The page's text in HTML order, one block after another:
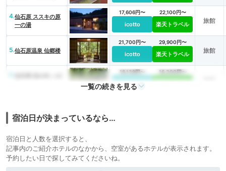
4.仙石原 ススキの原
一の湯
17,606円〜
icotto
22,100円〜
楽天トラベル 旅館
5.仙石原温泉 仙郷楼
21,700円〜
icotto
29,900円〜
楽天トラベル 旅館
18,139円〜
icotto
16,300円〜
たの風茶寮
一覧の続きを見る
宿泊日が決まっているなら…
宿泊日と人数を選択すると、
記事内のご紹介ホテルのなかから、空室があるホテルが表示されます。
予約したい日で探してみてくださいね。